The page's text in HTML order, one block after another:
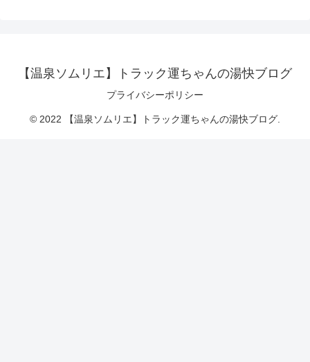
【温泉ソムリエ】トラック運ちゃんの湯快ブログ
プライバシーポリシー
© 2022 【温泉ソムリエ】トラック運ちゃんの湯快ブログ.